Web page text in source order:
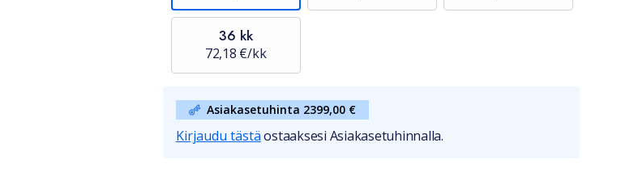
36 kk
72,18 €/kk
Asiakasetuhinta 2399,00 €
Kirjaudu tästä ostaaksesi Asiakasetuhinnalla.